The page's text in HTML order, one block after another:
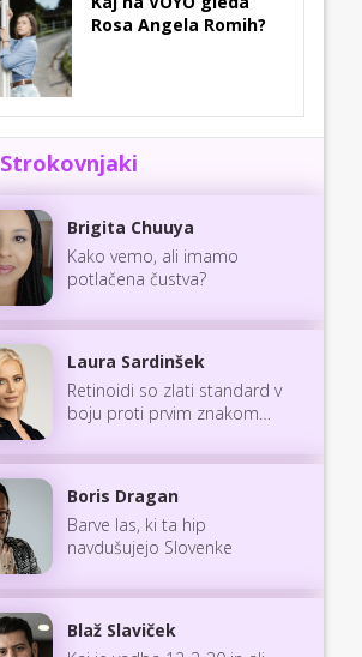
Rosa Angela Romih?
Strokovnjaki
Brigita Chuuya
Kako vemo, ali imamo
potlačena čustva?
Laura Sardinšek
Retinoidi so zlati standard v
boju proti prvim znakom
Boris Dragan
Barve las, ki ta hip
navdušujejo Slovenke
Blaž Slaviček